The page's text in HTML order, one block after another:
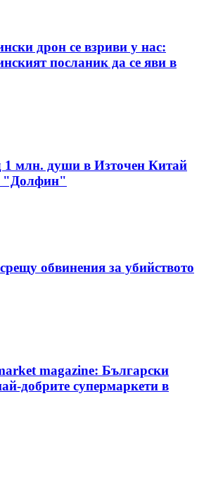
дрон се взриви у нас:
посланик да се яви в
1 млн. души в Източен Китай
"Долфин"
обвинения за убийството
magazine: Български
добрите супермаркети в